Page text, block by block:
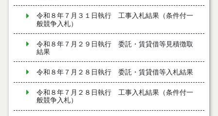
令和８年７月３１日執行 工事入札結果（条件付一
般競争入札）
令和８年７月２９日執行 委託・賃貸借等見積徴取
結果
令和８年７月２８日執行 委託・賃貸借等入札結果
令和８年７月２８日執行 工事入札結果（条件付一
般競争入札）